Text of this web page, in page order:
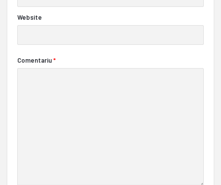
Website
Comentariu*